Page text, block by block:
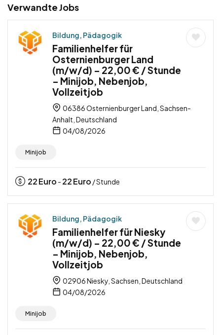
Verwandte Jobs
Bildung, Pädagogik
Familienhelfer für
Osternienburger Land
(m/w/d) – 22,00 € / Stunde
– Minijob, Nebenjob,
Vollzeitjob
06386 Osternienburger Land, Sachsen-
Anhalt, Deutschland
04/08/2026
Minijob
22Euro - 22Euro / Stunde
Bildung, Pädagogik
Familienhelfer für Niesky
(m/w/d) – 22,00 € / Stunde
– Minijob, Nebenjob,
Vollzeitjob
02906 Niesky, Sachsen, Deutschland
04/08/2026
Minijob